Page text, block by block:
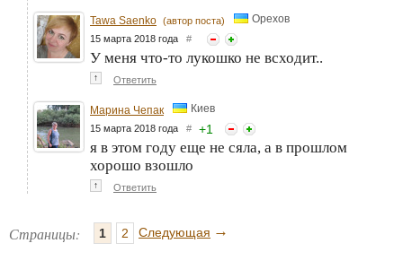
Tawa Saenko (автор поста) Орехов
15 марта 2018 года #
У меня что-то лукошко не всходит..
↑ Ответить
Марина Чепак Киев
15 марта 2018 года # +1
я в этом году еще не сяла, а в прошлом
хорошо взошло
↑ Ответить
Страницы: 1 2 Следующая →